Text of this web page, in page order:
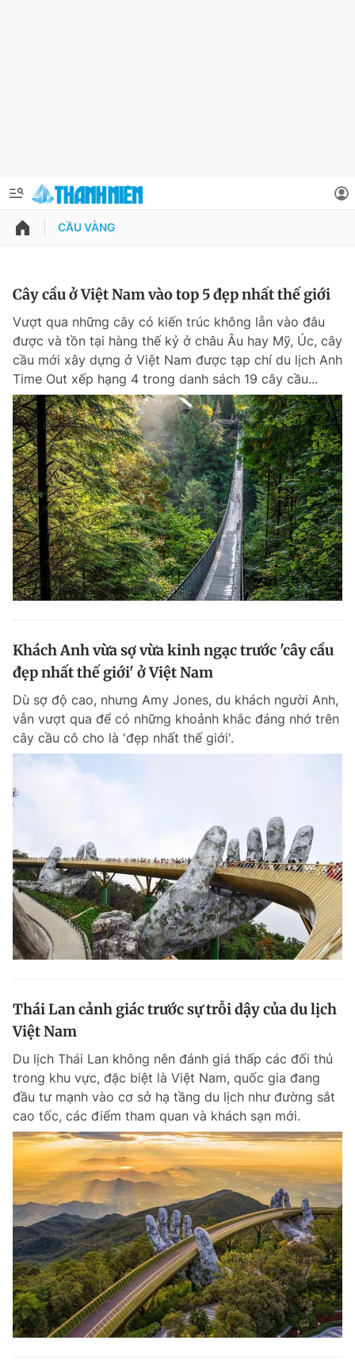
QUẢNG CÁO
Chuyên mục
Chuyên mục khác
Chào ngày mới Tin 24h
Tin thị trường Tin 360
Video Magazine
Sản phẩm khác
Tiện ích Bạn cần biết
Thông tin tòa soạn Liên hệ quảng cáo
Đọc Thanh Niên trên điện thoại
Theo dõi báo trên
Hotline
0906 645 777
Liên hệ quảng cáo
0908 780 404
Phó tổng biên tập thường trực: Hải Thành
Phó tổng biên tập: Lâm Hiếu Dũng
Phó tổng biên tập: Trần Việt Hưng
Tổng thư ký tòa soạn: Đức Trung
Giấy phép xuất bản số 110/GP - BTTTT cấp ngày 24.3.2020
© 2003-2026 Bản quyền thuộc về Báo Thanh Niên. Cấm sao chép
dưới mọi hình thức nếu không có sự chấp thuận bằng văn bản.
Phát triển bởi ePi Technologies, JSC.
Thông tin tài khoản
Đổi mật khẩu
Tin đã lưu
Tin đã xem
Đăng xuất
CẦU VÀNG
Cây cầu ở Việt Nam vào top 5 đẹp nhất thế giới
Vượt qua những cây có kiến trúc không lẫn vào đâu
được và tồn tại hàng thế kỷ ở châu Âu hay Mỹ, Úc, cây
cầu mới xây dựng ở Việt Nam được tạp chí du lịch Anh
Time Out xếp hạng 4 trong danh sách 19 cây cầu...
Khách Anh vừa sợ vừa kinh ngạc trước 'cây cầu
đẹp nhất thế giới' ở Việt Nam
Dù sợ độ cao, nhưng Amy Jones, du khách người Anh,
vẫn vượt qua để có những khoảnh khắc đáng nhớ trên
cây cầu cô cho là 'đẹp nhất thế giới'.
Thái Lan cảnh giác trước sự trỗi dậy của du lịch
Việt Nam
Du lịch Thái Lan không nên đánh giá thấp các đối thủ
trong khu vực, đặc biệt là Việt Nam, quốc gia đang
đầu tư mạnh vào cơ sở hạ tầng du lịch như đường sắt
cao tốc, các điểm tham quan và khách sạn mới.